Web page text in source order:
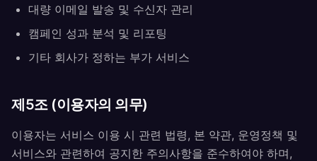
대량 이메일 발송 및 수신자 관리
캠페인 성과 분석 및 리포팅
기타 회사가 정하는 부가 서비스
제5조 (이용자의 의무)
이용자는 서비스 이용 시 관련 법령, 본 약관, 운영정책 및
서비스와 관련하여 공지한 주의사항을 준수하여야 하며,